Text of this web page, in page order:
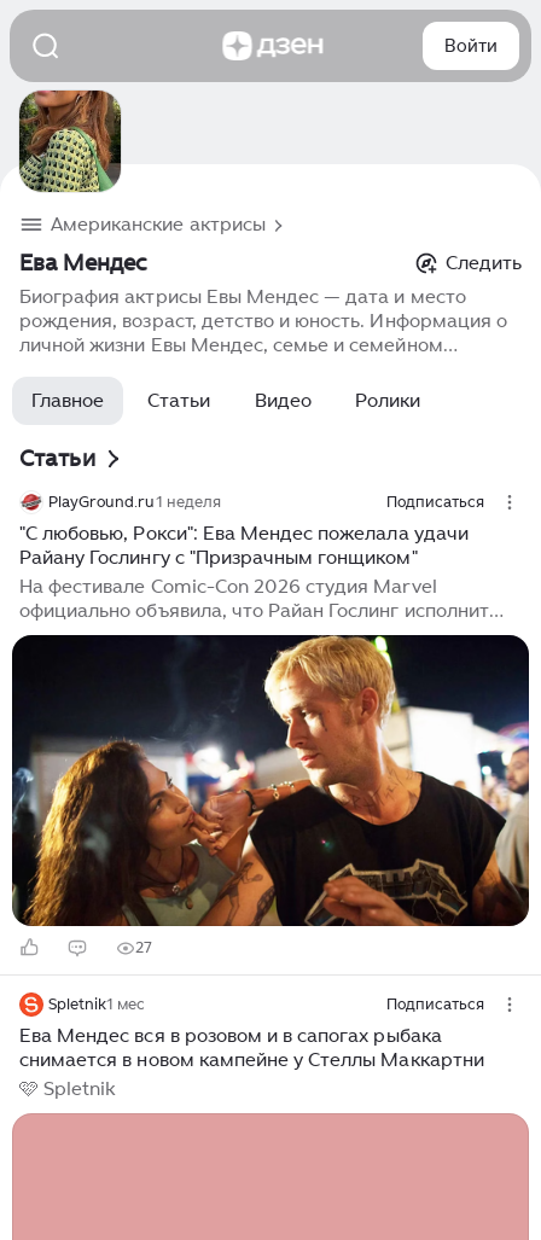
Войти
Американские актрисы
Ева Мендес
Следить
Биография актрисы Евы Мендес — дата и место
рождения, возраст, детство и юность. Информация о
личной жизни Евы Мендес, семье и семейном
фото, последние новости.
Главное Статьи Видео Ролики
Статьи
PlayGround.ru1 неделя Подписаться
"С любовью, Рокси": Ева Мендес пожелала удачи
Райану Гослингу с "Призрачным гонщиком"
На фестивале Comic-Con 2026 студия Marvel
официально объявила, что Райан Гослинг исполнит
роль Призрачного гонщика в новом сольном фильме
киновселенной, режиссёром которого выступит Шон
Леви, известный по "Дэдпулу и Росомахе". Супруга
актёра Ева Мендес, которая сама снималась в
фильме "Призрачный гонщик" 2007 года с Николасом
Кейджем в роли Роксанны Симпсон, отреагировала
на новость...
27
Spletnik1 мес Подписаться
Ева Мендес вся в розовом и в сапогах рыбака
снимается в новом кампейне у Стеллы Маккартни
🩷 Spletnik